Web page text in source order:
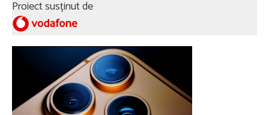
Proiect susținut de